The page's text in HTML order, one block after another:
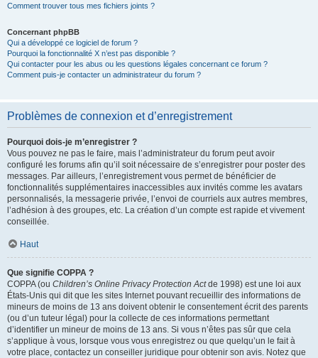
Comment trouver tous mes fichiers joints ?
Concernant phpBB
Qui a développé ce logiciel de forum ?
Pourquoi la fonctionnalité X n’est pas disponible ?
Qui contacter pour les abus ou les questions légales concernant ce forum ?
Comment puis-je contacter un administrateur du forum ?
Problèmes de connexion et d’enregistrement
Pourquoi dois-je m’enregistrer ?
Vous pouvez ne pas le faire, mais l’administrateur du forum peut avoir
configuré les forums afin qu’il soit nécessaire de s’enregistrer pour poster des
messages. Par ailleurs, l’enregistrement vous permet de bénéficier de
fonctionnalités supplémentaires inaccessibles aux invités comme les avatars
personnalisés, la messagerie privée, l’envoi de courriels aux autres membres,
l’adhésion à des groupes, etc. La création d’un compte est rapide et vivement
conseillée.
Haut
Que signifie COPPA ?
COPPA (ou Children’s Online Privacy Protection Actde 1998) est une loi aux
États-Unis qui dit que les sites Internet pouvant recueillir des informations de
mineurs de moins de 13 ans doivent obtenir le consentement écrit des parents
(ou d’un tuteur légal) pour la collecte de ces informations permettant
d’identifier un mineur de moins de 13 ans. Si vous n’êtes pas sûr que cela
s’applique à vous, lorsque vous vous enregistrez ou que quelqu’un le fait à
votre place, contactez un conseiller juridique pour obtenir son avis. Notez que